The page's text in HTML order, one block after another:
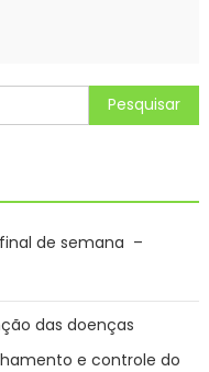
de semana –
das doenças
e controle do